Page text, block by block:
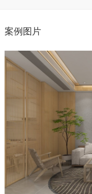
案例图片